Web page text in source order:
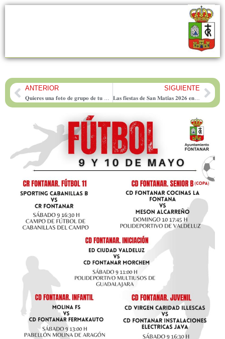
PrevANTERIOR SIGUIENTE
𝐋𝐚𝐬 𝐟𝐢𝐞𝐬𝐭𝐚𝐬 𝐝𝐞 𝐒𝐚𝐧 𝐌𝐚𝐭𝐢́𝐚𝐬 𝟐𝟎𝟐𝟔 𝐞𝐧 𝐅𝐨𝐧𝐭𝐚𝐧𝐚𝐫 𝐜𝐨𝐧𝐭𝐚𝐫𝐚́𝐧 𝐜𝐨𝐧 𝐝𝐨𝐬 𝐜𝐨𝐦𝐢𝐝𝐚𝐬 𝐩𝐨𝐩𝐮𝐥𝐚𝐫𝐞𝐬 𝐚𝐝𝐚𝐩𝐭𝐚𝐝𝐚𝐬 𝐩𝐚𝐫𝐚 𝐜𝐞𝐥𝐢́𝐚𝐜𝐨𝐬 𝐞 𝐢𝐧𝐭𝐨𝐥𝐞𝐫𝐚𝐧𝐭𝐞𝐬 𝐚 𝐥𝐚 𝐥𝐚𝐜𝐭𝐨𝐬𝐚